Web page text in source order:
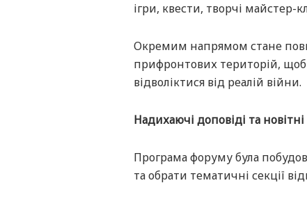
ігри, квести, творчі майстер-
Окремим напрямом стане
прифронтових територій,
відволіктися від реалій війни.
Надихаючі доповіді та
Програма форуму була
та обрати тематичні секції